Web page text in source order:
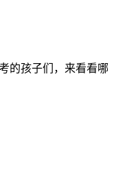
的孩子们，来看看哪